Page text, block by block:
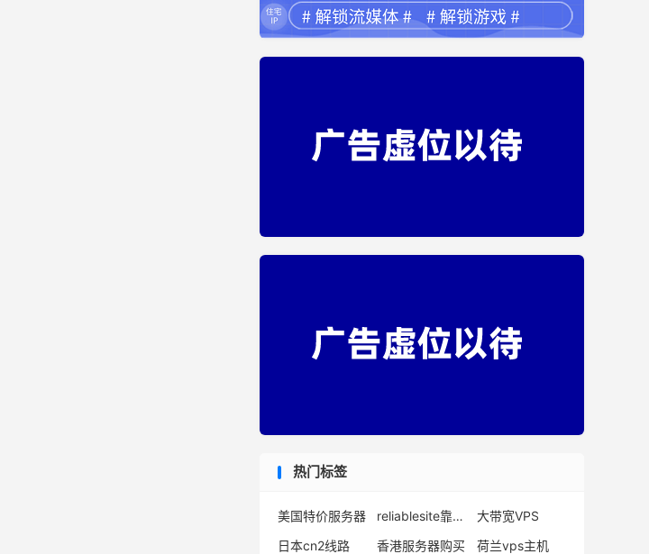
热门标签
美国特价服务器 reliablesite靠谱吗
大带宽VPS
日本cn2线路
香港服务器购买
荷兰vps主机